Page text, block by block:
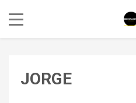
JORGE